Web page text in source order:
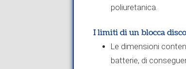
poliuretanica.
I limiti di un blocca
Le dimensioni
batterie, di